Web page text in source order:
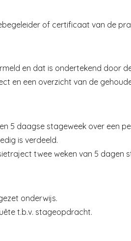
of certificaat van de
en dat is ondertekend door
en een overzicht van de
5 daagse stageweek over een
is verdeeld.
twee weken van 5 dagen
onderwijs.
t.b.v. stageopdracht.